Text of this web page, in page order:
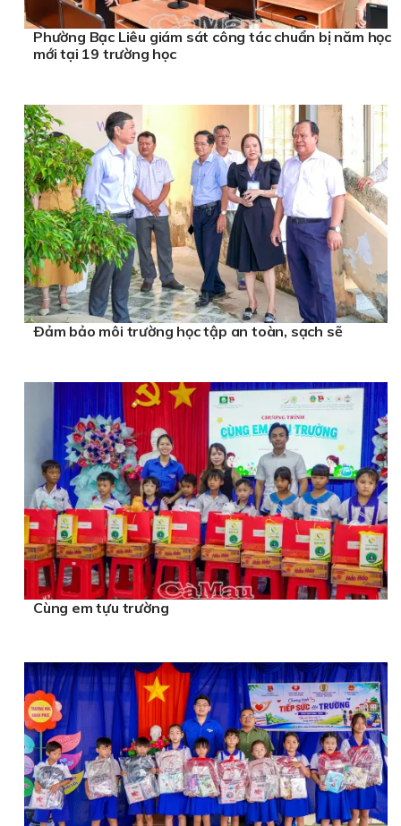
Phường Bạc Liêu giám sát công tác chuẩn bị năm học
mới tại 19 trường học
Ðảm bảo môi trường học tập an toàn, sạch sẽ
Cùng em tựu trường